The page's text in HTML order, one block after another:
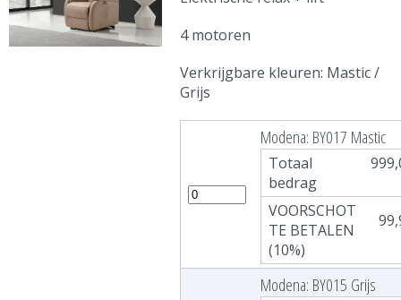
4 motoren
Verkrijgbare kleuren: Mastic /
Grijs
Modena: BY017 Mastic
Totaal
bedrag
VOORSCHOT
TE BETALEN
(10%)
Modena: BY015 Grijs